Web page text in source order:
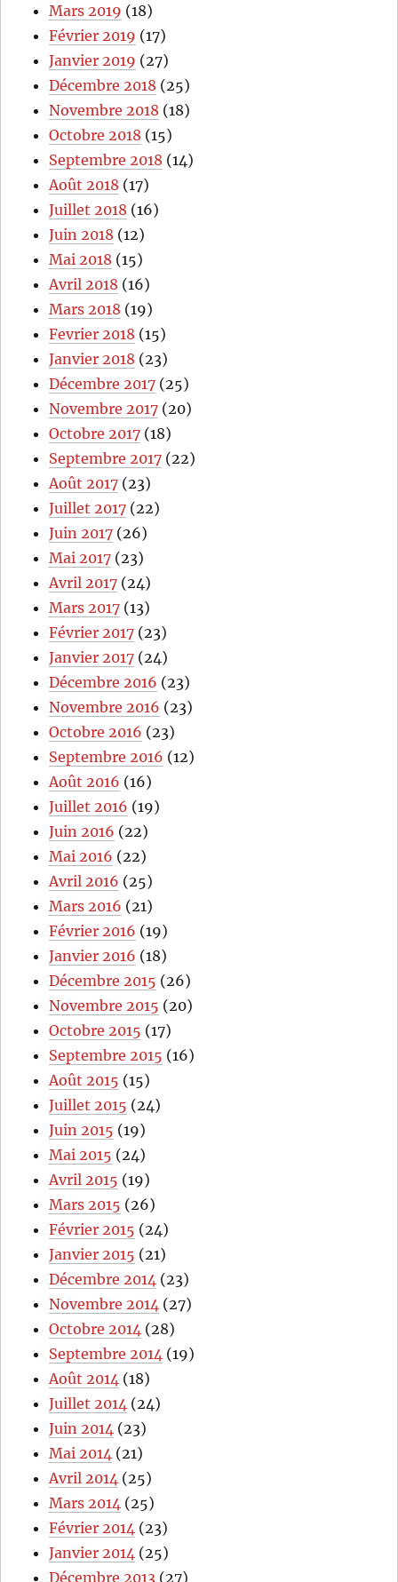
Mars 2019 (18)
Février 2019 (17)
Janvier 2019 (27)
Décembre 2018 (25)
Novembre 2018 (18)
Octobre 2018 (15)
Septembre 2018 (14)
Août 2018 (17)
Juillet 2018 (16)
Juin 2018 (12)
Mai 2018 (15)
Avril 2018 (16)
Mars 2018 (19)
Fevrier 2018 (15)
Janvier 2018 (23)
Décembre 2017 (25)
Novembre 2017 (20)
Octobre 2017 (18)
Septembre 2017 (22)
Août 2017 (23)
Juillet 2017 (22)
Juin 2017 (26)
Mai 2017 (23)
Avril 2017 (24)
Mars 2017 (13)
Février 2017 (23)
Janvier 2017 (24)
Décembre 2016 (23)
Novembre 2016 (23)
Octobre 2016 (23)
Septembre 2016 (12)
Août 2016 (16)
Juillet 2016 (19)
Juin 2016 (22)
Mai 2016 (22)
Avril 2016 (25)
Mars 2016 (21)
Février 2016 (19)
Janvier 2016 (18)
Décembre 2015 (26)
Novembre 2015 (20)
Octobre 2015 (17)
Septembre 2015 (16)
Août 2015 (15)
Juillet 2015 (24)
Juin 2015 (19)
Mai 2015 (24)
Avril 2015 (19)
Mars 2015 (26)
Février 2015 (24)
Janvier 2015 (21)
Décembre 2014 (23)
Novembre 2014 (27)
Octobre 2014 (28)
Septembre 2014 (19)
Août 2014 (18)
Juillet 2014 (24)
Juin 2014 (23)
Mai 2014 (21)
Avril 2014 (25)
Mars 2014 (25)
Février 2014 (23)
Janvier 2014 (25)
Décembre 2013 (27)